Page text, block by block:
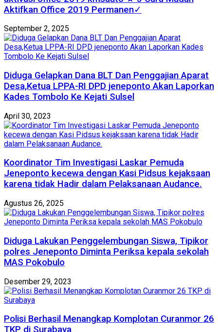
Aktifkan Office 2019 Permanen✓
September 2, 2025
Diduga Gelapkan Dana BLT Dan Penggajian Aparat
Desa,Ketua LPPA-RI DPD jeneponto Akan Laporkan
Kades Tombolo Ke Kejati Sulsel
April 30, 2023
Koordinator Tim Investigasi Laskar Pemuda
Jeneponto kecewa dengan Kasi Pidsus kejaksaan
karena tidak Hadir dalam Pelaksanaan Audance.
Agustus 26, 2025
Diduga Lakukan Penggelembungan Siswa, Tipikor
polres Jeneponto Diminta Periksa kepala sekolah
MAS Pokobulo
Desember 29, 2023
Polisi Berhasil Menangkap Komplotan Curanmor 26
TKP di Surabaya